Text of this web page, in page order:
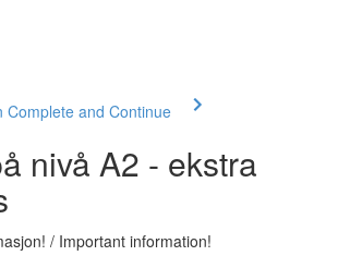
Complete and Continue
nivå A2 - ekstra
/ Important information!